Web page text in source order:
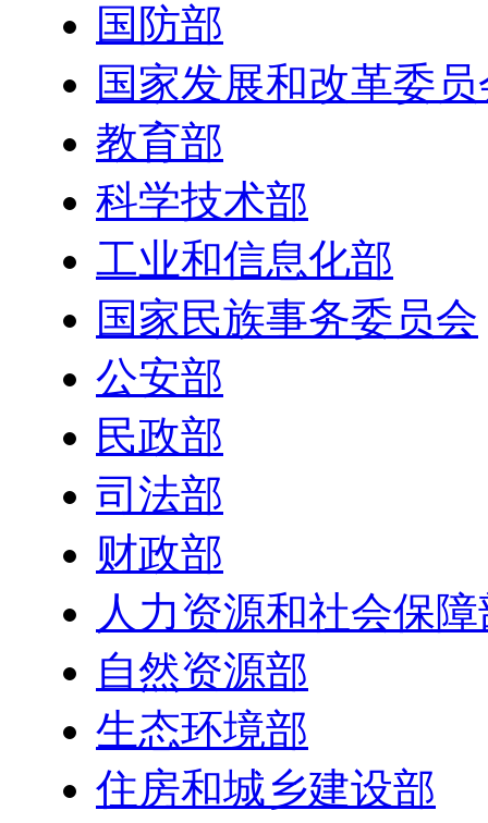
国防部
国家发展和改革委
教育部
科学技术部
工业和信息化部
国家民族事务委员会
公安部
民政部
司法部
财政部
人力资源和社会保
自然资源部
生态环境部
住房和城乡建设部